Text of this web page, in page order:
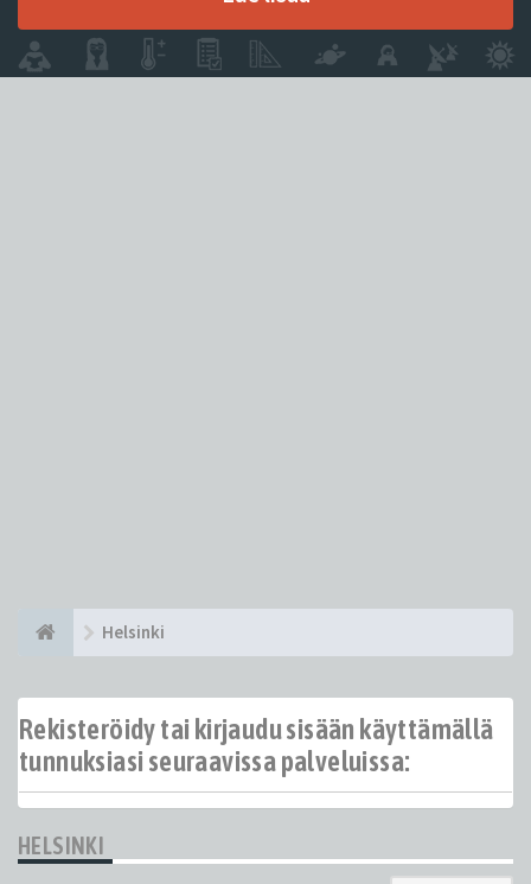
Helsinki
Rekisteröidy tai kirjaudu sisään käyttämällä
tunnuksiasi seuraavissa palveluissa:
HELSINKI